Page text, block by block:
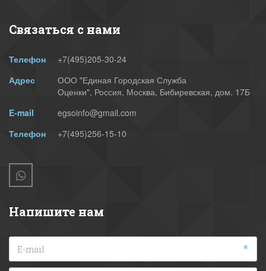
Связаться с нами
Телефон +7(495)205-30-24
Адрес
ООО "Единая Городская Служба
Оценки", Россия, Москва, Бибиревская, дом. 17Б
E-mail
egsoinfo@gmail.com
Телефон
+7(495)256-15-10
Напишите нам
*